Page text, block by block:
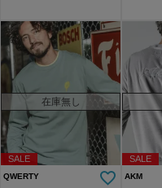
SALE
在庫無し
QWERTY
SALE
AKM